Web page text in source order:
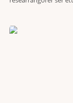
motsvarande vecka i